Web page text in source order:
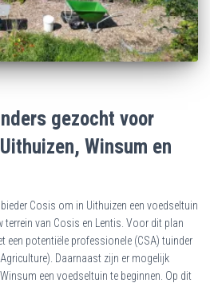
gezocht voor
Winsum en
Cosis om in Uithuizen een voedseltuin
van Cosis en Lentis. Voor dit plan
een potentiële professionele (CSA) tuinder
Daarnaast zijn er mogelijk
een voedseltuin te beginnen. Op dit